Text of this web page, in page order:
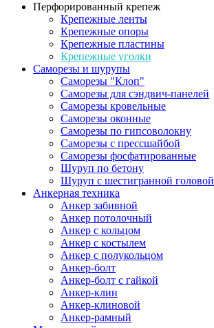
Перфорированный крепеж
Крепежные ленты
Крепежные опоры
Крепежные пластины
Крепежные уголки
Саморезы и шурупы
Саморезы "Клоп"
Саморезы для сэндвич-панелей
Саморезы кровельные
Саморезы оконные
Саморезы по гипсоволокну
Саморезы с прессшайбой
Саморезы фосфатированные
Шуруп по бетону
Шуруп с шестигранной головой
Анкерная техника
Анкер забивной
Анкер потолочный
Анкер с кольцом
Анкер с костылем
Анкер с полукольцом
Анкер-болт
Анкер-болт с гайкой
Анкер-клин
Анкер-клиновой
Анкер-рамный